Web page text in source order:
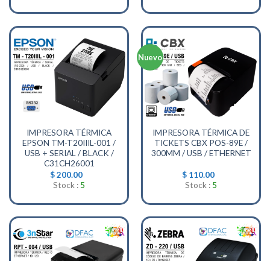
IMPRESORA TÉRMICA
EPSON TM-T20IIIL-001 /
USB + SERIAL / BLACK /
C31CH26001
$200.00
Stock : 5
Nuevo
IMPRESORA TÉRMICA DE
TICKETS CBX POS-89E /
300MM / USB / ETHERNET
$110.00
Stock : 5